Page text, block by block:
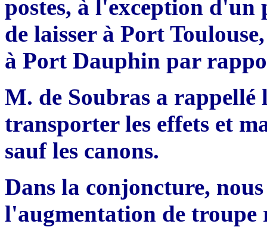
postes, à l'exception
de laisser à Port
à Port Dauphin par
M. de Soubras a rappellé
transporter les effets et
sauf les canons.
Dans la conjoncture,
l'augmentation de troupe